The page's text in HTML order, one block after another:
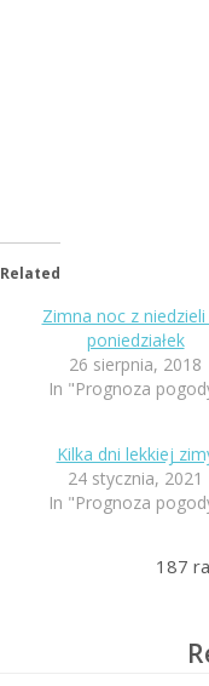
Related
Zimna noc z niedzieli
poniedziałek
26 sierpnia, 2018
In "Prognoza
Kilka dni lekkiej
24 stycznia, 2021
In "Prognoza
187